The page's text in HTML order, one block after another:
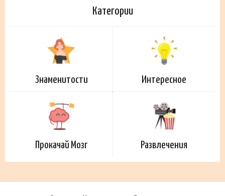
Категории
Знаменитости Интересное
Прокачай Мозг Развлечения